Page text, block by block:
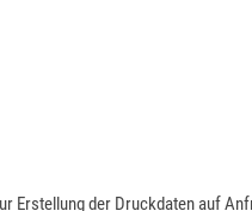
Erstellung der Druckdaten auf